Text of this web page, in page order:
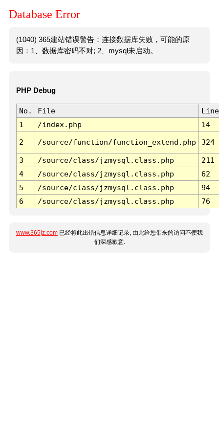
Database Error
(1040) 365建站错误警告：连接数据库失败，可能的原
因：1、数据库密码不对; 2、mysql未启动。
PHP Debug
No. File
Line
1
/index.php 14
2 /source/function/function_extend.php 324
3 /source/class/jzmysql.class.php
211
4
/source/class/jzmysql.class.php
62
5
/source/class/jzmysql.class.php
94
6
/source/class/jzmysql.class.php 76
www.365jz.com 已经将此出错信息详细记录, 由此给您带来的访问不便我
们深感歉意.